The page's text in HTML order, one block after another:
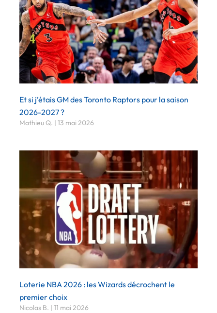
Et si j’étais GM des Toronto Raptors pour la saison
2026-2027 ?
Mathieu Q. 13 mai 2026
Loterie NBA 2026 : les Wizards décrochent le
premier choix
Nicolas B. 11 mai 2026